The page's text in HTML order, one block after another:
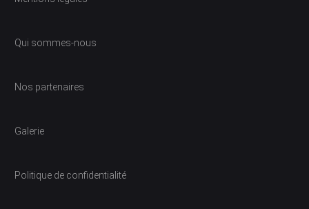
Qui sommes-nous
Nos partenaires
Galerie
Politique de confidentialité